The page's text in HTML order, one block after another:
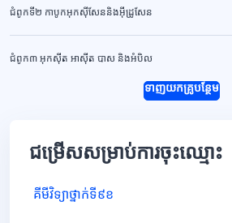
ជំពូកទី២ កាបូកអុកសុីសែននិងអុីដ្រូសែន
ជំពូក៣ អុកសុីត អាសុីត បាស និងអំបិល
ទាញយកគ្រូបន្ថែម
ជម្រើសសម្រាប់ការចុះឈ្មោះ
គីមីវិទ្យាថ្នាក់ទី៩ខ